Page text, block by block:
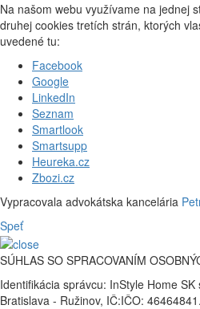
Na našom webu využívame na jednej
druhej cookies tretích strán, ktorých
uvedené tu:
Facebook
Google
LinkedIn
Seznam
Smartlook
Smartsupp
Heureka.cz
Zbozi.cz
Vypracovala advokátska kancelária
Speť
SÚHLAS SO SPRACOVANÍM
Identifikácia správcu: InStyle Home
Bratislava - Ružinov, IČ:IČO: 46464841.